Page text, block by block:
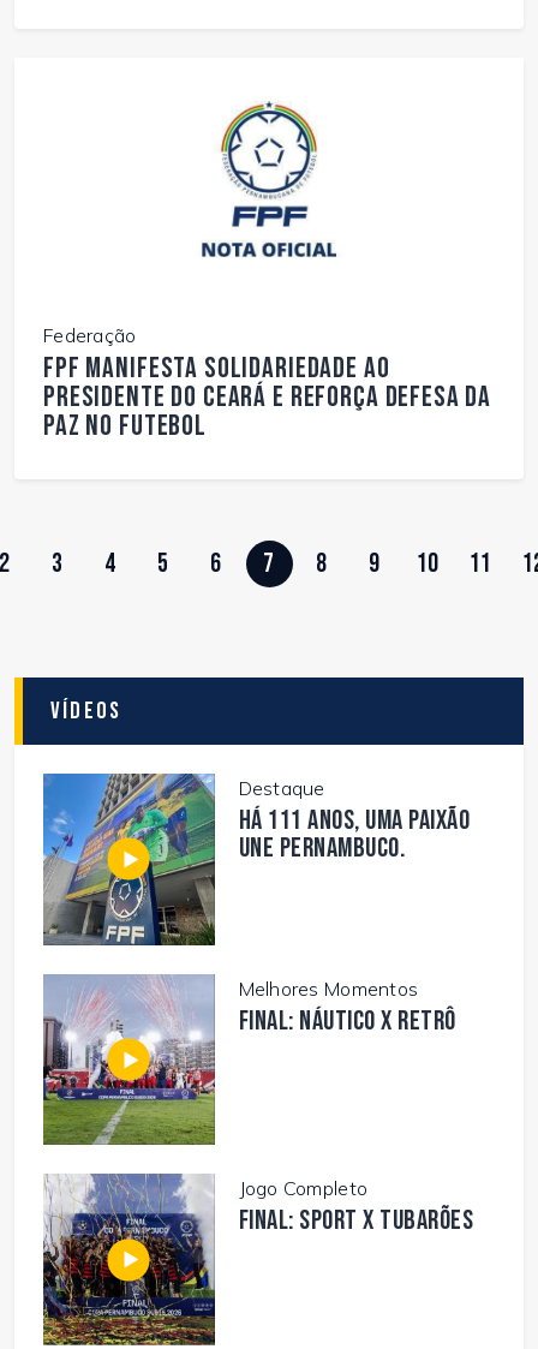
Federação
FPF manifesta solidariedade ao
presidente do Ceará e reforça defesa da
paz no futebol
2 3 4 5 6 7 8 9 10 11
Vídeos
Destaque
Há 111 anos, uma paixão
une Pernambuco.
Melhores Momentos
FINAL: NÁUTICO X RETRÔ
Jogo Completo
FINAL: SPORT X TUBARÕES